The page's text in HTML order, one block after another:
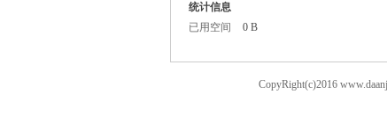
统计信息
已用空间
0 B
CopyRight(c)2016